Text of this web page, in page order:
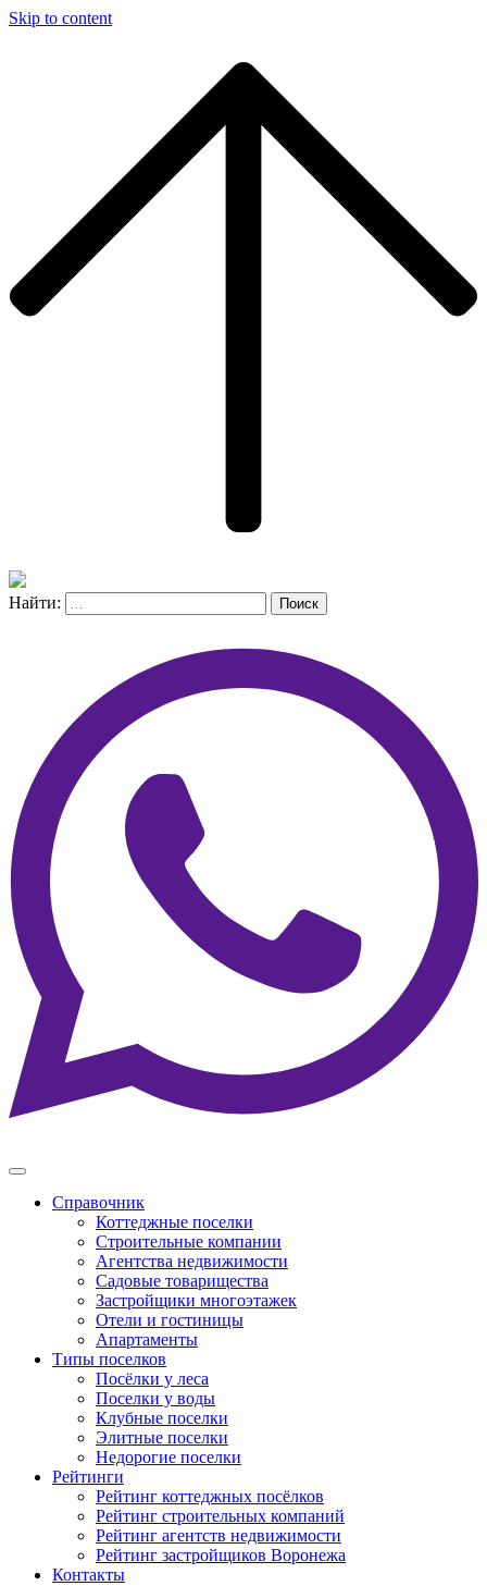
Skip to content
Найти: Поиск
Справочник
Коттеджные поселки
Строительные компании
Агентства недвижимости
Садовые товарищества
Застройщики многоэтажек
Отели и гостиницы
Апартаменты
Типы поселков
Посёлки у леса
Поселки у воды
Клубные поселки
Элитные поселки
Недорогие поселки
Рейтинги
Рейтинг коттеджных посёлков
Рейтинг строительных компаний
Рейтинг агентств недвижимости
Рейтинг застройщиков Воронежа
Контакты